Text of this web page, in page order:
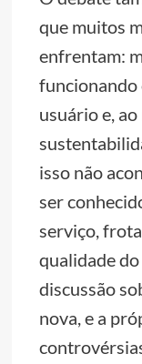
que muitos
enfrentam:
funcionando
usuário e,
isso não
ser
serviço,
qualidade
discussão
nova, e a